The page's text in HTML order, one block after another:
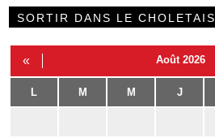
SORTIR DANS LE CHOLETAIS
« Août 2026
L M M J